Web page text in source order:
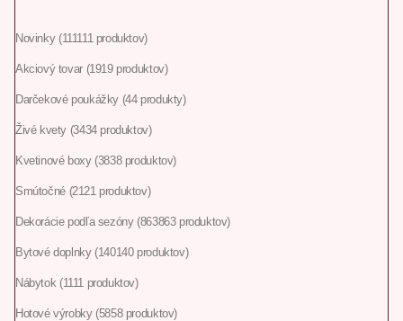
Novinky 111111 produktov
Akciový tovar 1919 produktov
Darčekové poukážky 44 produkty
Živé kvety 3434 produktov
Kvetinové boxy 3838 produktov
Smútočné 2121 produktov
Dekorácie podľa sezóny 863863 produktov
Bytové doplnky 140140 produktov
Nábytok 1111 produktov
Hotové výrobky 5858 produktov